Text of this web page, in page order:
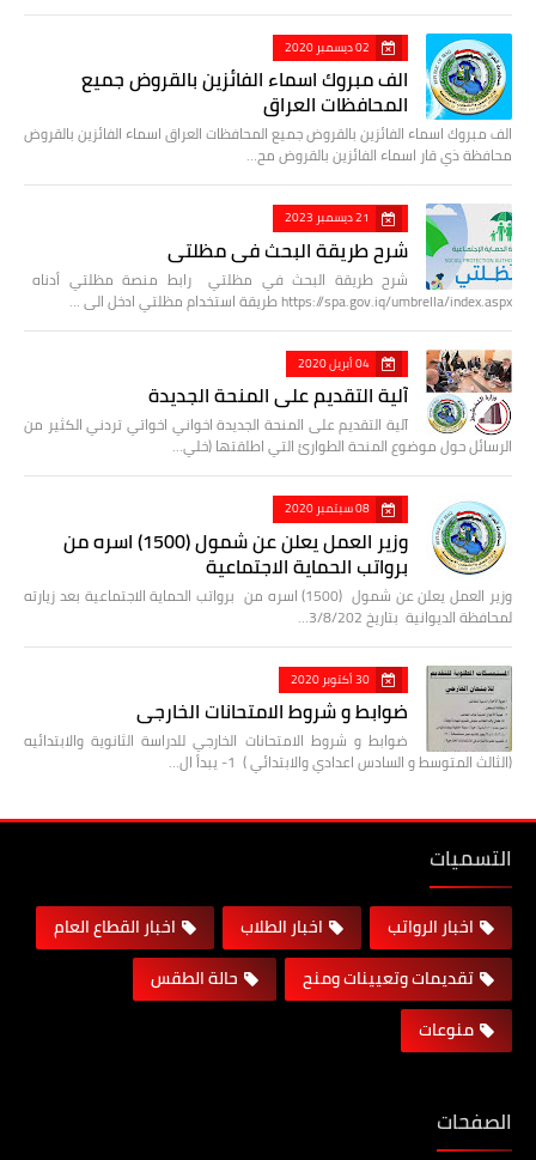
02 ديسمبر 2020
الف مبروك اسماء الفائزين بالقروض جميع
المحافظات العراق
الف مبروك اسماء الفائزين بالقروض جميع المحافظات العراق اسماء الفائزين بالقروض
محافظة ذي قار اسماء الفائزين بالقروض مح…
21 ديسمبر 2023
شرح طريقة البحث في مظلتي
شرح طريقة البحث في مظلتي رابط منصة مظلتي أدناه
https://spa.gov.iq/umbrella/index.aspx طريقة استخدام مظلتي ادخل الى …
04 أبريل 2020
آلية التقديم على المنحة الجديدة
آلية التقديم على المنحة الجديدة اخواني اخواتي تردني الكثير من
الرسائل حول موضوع المنحة الطوارئ التي اطلقتها (خلي…
08 سبتمبر 2020
وزير العمل يعلن عن شمول (1500) اسره من
برواتب الحماية الاجتماعية
وزير العمل يعلن عن شمول (1500) اسره من برواتب الحماية الاجتماعية بعد زيارته
لمحافظة الديوانية بتاريخ 3/8/202…
30 أكتوبر 2020
ضوابط و شروط الامتحانات الخارجي
ضوابط و شروط الامتحانات الخارجي للدراسة الثانوية والابتدائيه
(الثالث المتوسط و السادس اعدادي والابتدائي ) 1- يبدأ ال…
التسميات
اخبار الرواتب اخبار الطلاب
اخبار القطاع العام
تقديمات وتعيينات ومنح
حالة الطقس
منوعات
الصفحات